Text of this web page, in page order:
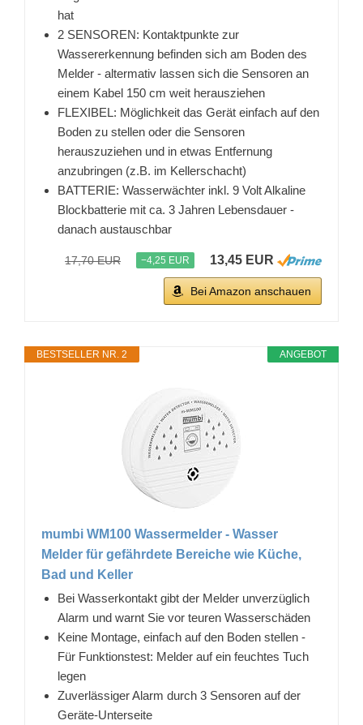
hat
2 SENSOREN: Kontaktpunkte zur
Wassererkennung befinden sich am Boden des
Melder - altermativ lassen sich die Sensoren an
einem Kabel 150 cm weit herausziehen
FLEXIBEL: Möglichkeit das Gerät einfach auf den
Boden zu stellen oder die Sensoren
herauszuziehen und in etwas Entfernung
anzubringen (z.B. im Kellerschacht)
BATTERIE: Wasserwächter inkl. 9 Volt Alkaline
Blockbatterie mit ca. 3 Jahren Lebensdauer -
danach austauschbar
17,70 EUR −4,25 EUR 13,45 EUR
Bei Amazon anschauen
ANGEBOT
BESTSELLER NR. 2
mumbi WM100 Wassermelder - Wasser
Melder für gefährdete Bereiche wie Küche,
Bad und Keller
Bei Wasserkontakt gibt der Melder unverzüglich
Alarm und warnt Sie vor teuren Wasserschäden
Keine Montage, einfach auf den Boden stellen -
Für Funktionstest: Melder auf ein feuchtes Tuch
legen
Zuverlässiger Alarm durch 3 Sensoren auf der
Geräte-Unterseite